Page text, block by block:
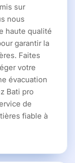
sur
nous
haute qualité
garantir la
Faites
votre
évacuation
Bati pro
de
fiable à